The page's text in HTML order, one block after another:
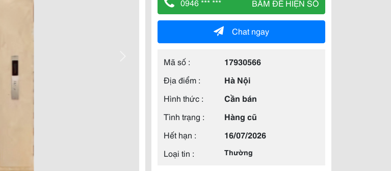
BẤM ĐỂ HIỆN SỐ
Chat ngay
Mã số :
17930566
Địa điểm :
Hà Nội
Hình thức :
Cần bán
Tình trạng :
Hàng cũ
Hết hạn :
16/07/2026
Loại tin :
Thường